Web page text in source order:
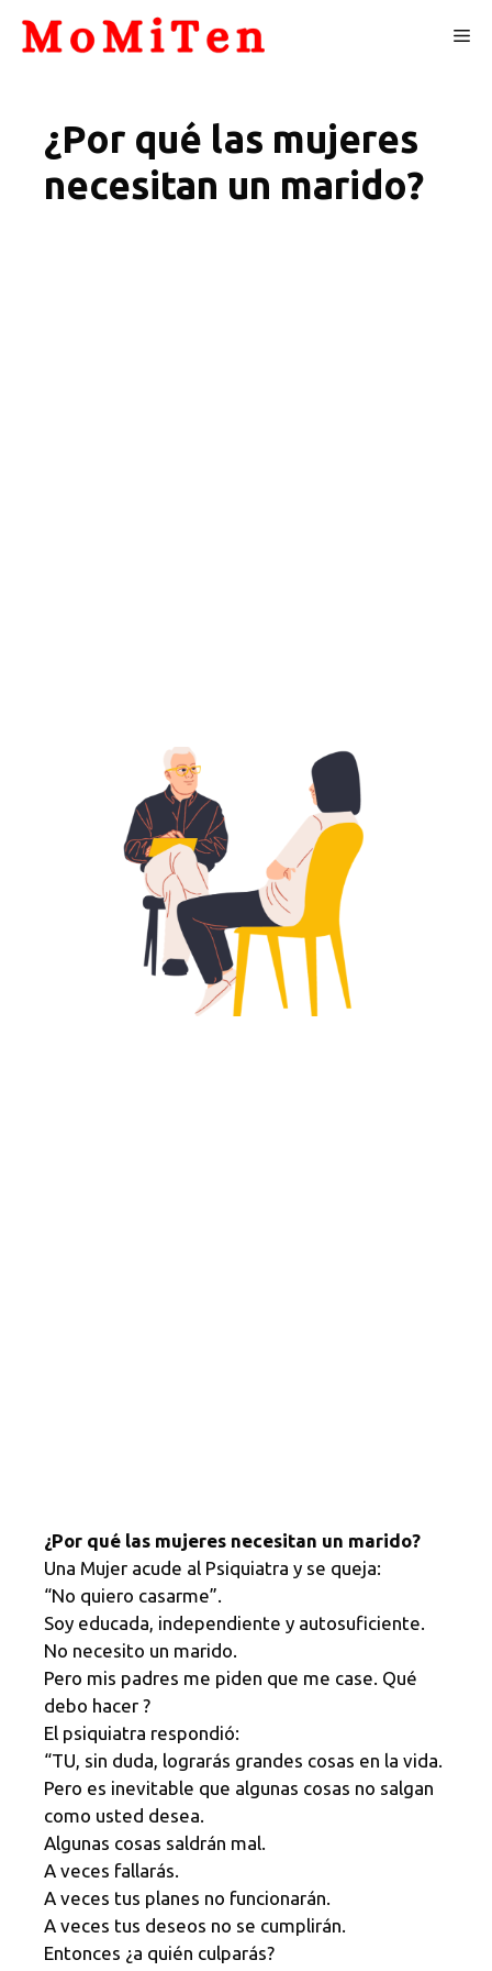
¿Por qué las mujeres
necesitan un marido?
¿Por qué las mujeres necesitan un marido?
Una Mujer acude al Psiquiatra y se queja:
“No quiero casarme”.
Soy educada, independiente y autosuficiente.
No necesito un marido.
Pero mis padres me piden que me case. Qué
debo hacer ?
El psiquiatra respondió:
“TU, sin duda, lograrás grandes cosas en la vida.
Pero es inevitable que algunas cosas no salgan
como usted desea.
Algunas cosas saldrán mal.
A veces fallarás.
A veces tus planes no funcionarán.
A veces tus deseos no se cumplirán.
Entonces ¿a quién culparás?